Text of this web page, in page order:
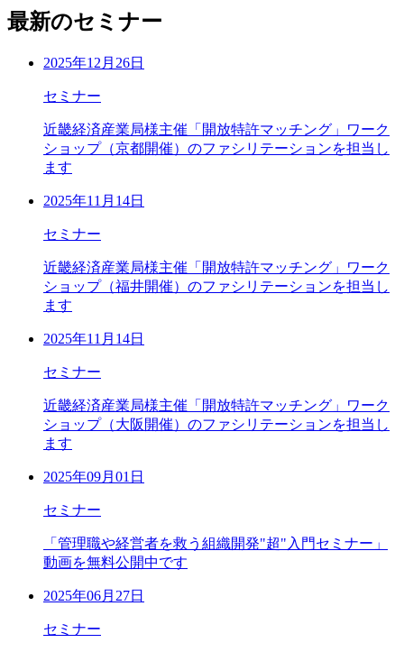
最新のセミナー
2025年12月26日
セミナー
近畿経済産業局様主催「開放特許マッチング」ワーク
ショップ（京都開催）のファシリテーションを担当し
ます
2025年11月14日
セミナー
近畿経済産業局様主催「開放特許マッチング」ワーク
ショップ（福井開催）のファシリテーションを担当し
ます
2025年11月14日
セミナー
近畿経済産業局様主催「開放特許マッチング」ワーク
ショップ（大阪開催）のファシリテーションを担当し
ます
2025年09月01日
セミナー
「管理職や経営者を救う組織開発"超"入門セミナー」
動画を無料公開中です
2025年06月27日
セミナー